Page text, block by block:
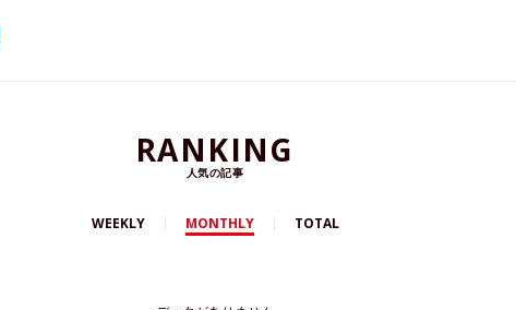
RANKING
人気の記事
WEEKLY MONTHLY TOTAL